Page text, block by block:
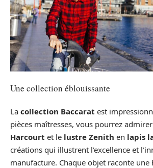
Une collection éblouissante
La collection Baccarat est
pièces maîtresses, vous pourrez
Harcourt et le lustre Zenith en lapis
créations qui illustrent l’excellence et
manufacture. Chaque objet raconte une